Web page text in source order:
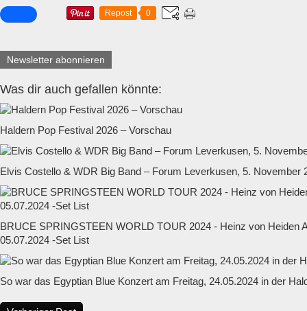
Repost 0
Newsletter abonnieren
Was dir auch gefallen könnte:
Haldern Pop Festival 2026 – Vorschau
Elvis Costello & WDR Big Band – Forum Leverkusen, 5. November
BRUCE SPRINGSTEEN WORLD TOUR 2024 - Heinz von Heiden
05.07.2024 -Set List
So war das Egyptian Blue Konzert am Freitag, 24.05.2024 in der